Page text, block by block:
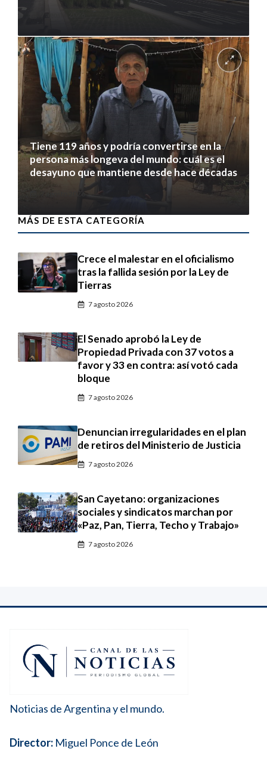
Tiene 119 años y podría convertirse en la
persona más longeva del mundo: cuál es el
desayuno que mantiene desde hace décadas
MÁS DE ESTA CATEGORÍA
Crece el malestar en el oficialismo
tras la fallida sesión por la Ley de
Tierras
7 agosto 2026
El Senado aprobó la Ley de
Propiedad Privada con 37 votos a
favor y 33 en contra: así votó cada
bloque
7 agosto 2026
Denuncian irregularidades en el plan
de retiros del Ministerio de Justicia
7 agosto 2026
San Cayetano: organizaciones
sociales y sindicatos marchan por
«Paz, Pan, Tierra, Techo y Trabajo»
7 agosto 2026
Noticias de Argentina y el mundo.
Director: Miguel Ponce de León